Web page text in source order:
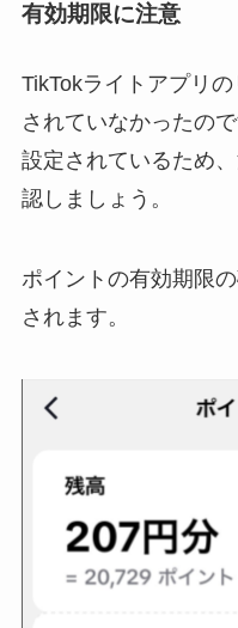
有効期限に注意
TikTokライトアプリ
されていなかったの
設定されているため
認しましょう。
ポイントの有効期限
されます。